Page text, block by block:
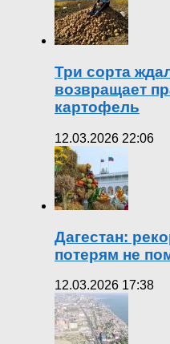
Три сорта
возвращает
картофель
12.03.2026 22:06
Дагестан:
потерям не
12.03.2026 17:38